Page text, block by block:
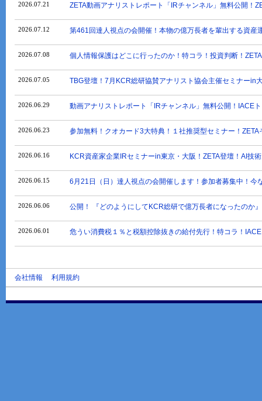
2026.07.21 ZETA動画アナリストレポート「IRチャンネル」無料公開！
2026.07.12 第461回達人視点の会開催！本物の億万長者を輩出する資産
2026.07.08 個人情報保護はどこに行ったのか！特コラ！投資判断！
2026.07.05 TBG登壇！7月KCR総研協賛アナリスト協会主催セミナーin
2026.06.29 動画アナリストレポート「IRチャンネル」無料公開！IACE
2026.06.23 参加無料！クオカード3大特典！１社推奨型セミナー！
2026.06.16 KCR資産家企業IRセミナーin東京・大阪！ZETA登壇！AI技
2026.06.15 6月21日（日）達人視点の会開催します！参加者募集中！今
2026.06.06 公開！ 『どのようにしてKCR総研で億万長者になったのか
2026.06.01 危うい消費税１％と税額控除抜きの給付先行！特コラ！
会社情報 利用規約